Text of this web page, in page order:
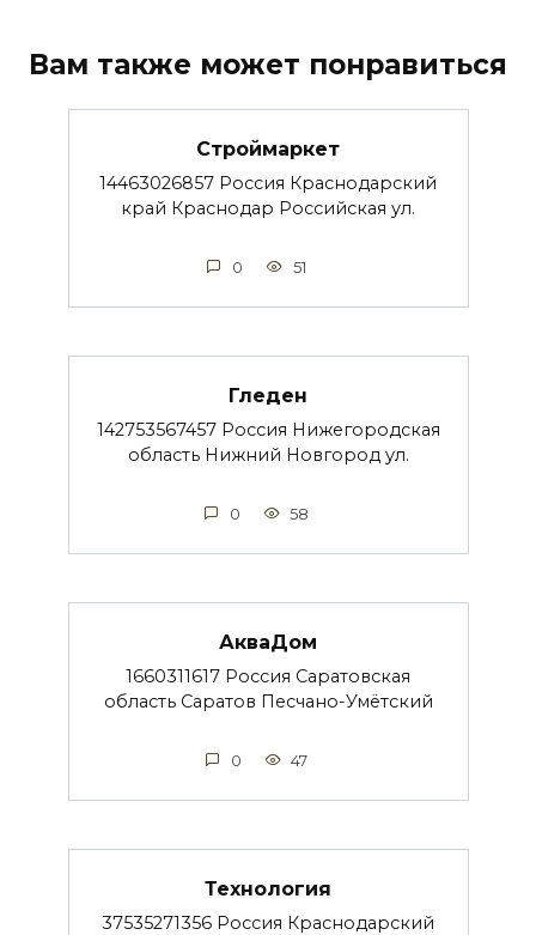
Вам также может понравиться
Строймаркет
14463026857 Россия Краснодарский
край Краснодар Российская ул.
0 51
Гледен
142753567457 Россия Нижегородская
область Нижний Новгород ул.
0 58
АкваДом
1660311617 Россия Саратовская
область Саратов Песчано-Умётский
0 47
Технология
37535271356 Россия Краснодарский